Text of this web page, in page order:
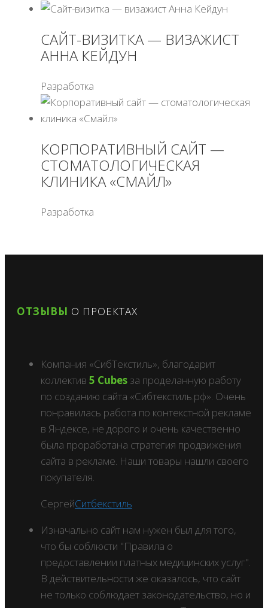
САЙТ-ВИЗИТКА — ВИЗАЖИСТ
АННА КЕЙДУН
Разработка
КОРПОРАТИВНЫЙ САЙТ —
СТОМАТОЛОГИЧЕСКАЯ
КЛИНИКА «СМАЙЛ»
Разработка
ОТЗЫВЫ О ПРОЕКТАХ
Компания «СибТекстиль», благодарит
коллектив 5 Cubes за проделанную работу
по созданию сайта «Сибтекстиль.рф». Очень
понравилась работа по контекстной рекламе
в Яндексе, не дорого и очень качественно
была проработана стратегия продвижения
сайта в рекламе. Наши товары нашли своего
покупателя.
СергейСитбекстиль
Изначально сайт нам нужен был для того,
что бы соблюсти "Правила о
предоставлении платных медицинских услуг".
В действительности же оказалось, что сайт
не только соблюдает законодательство, но и